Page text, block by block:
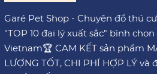
Garé Pet Shop - Chuyên đồ thú
"TOP 10 đại lý xuất sắc" bình
Vietnam🏆 CAM KẾT sản phẩm
LƯỢNG TỐT, CHI PHÍ HỢP LÝ và